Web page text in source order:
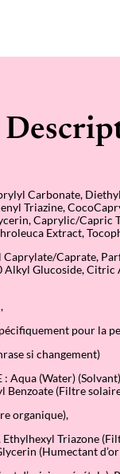
5
0
+
Carbonate,
Triazine,
Caprylic/Capric
Extract,
Caprate,
Glucoside, Citric
pour la
si changement)
: Aqua (Water)
(Filtre
organique),
Triazone
(Humectant